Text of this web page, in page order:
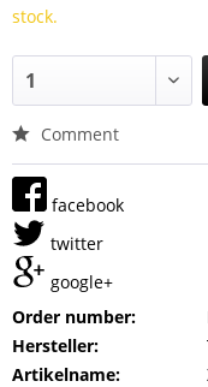
stock.
Comment
facebook
twitter
google+
Order number:
Hersteller:
Artikelname: